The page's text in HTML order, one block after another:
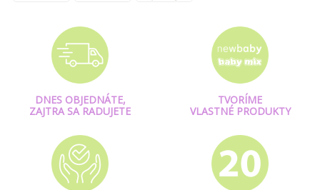
DNES OBJEDNÁTE,
ZAJTRA SA RADUJETE
TVORÍME
VLASTNÉ PRODUKTY